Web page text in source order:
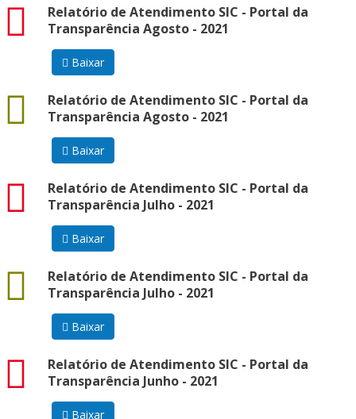
Relatório de Atendimento SIC - Portal da
Transparência Agosto - 2021
pdf
Baixar
Relatório de Atendimento SIC - Portal da
Transparência Agosto - 2021
docx
Baixar
Relatório de Atendimento SIC - Portal da
Transparência Julho - 2021
pdf
Baixar
Relatório de Atendimento SIC - Portal da
Transparência Julho - 2021
docx
Baixar
Relatório de Atendimento SIC - Portal da
Transparência Junho - 2021
pdf
Baixar